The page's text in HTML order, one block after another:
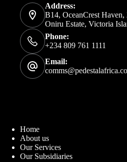
Address:
B14, OceanCrest
Oniru Estate, Victoria
Phone:
+234 809 761 1111
Email:
Home
About us
Our Services
Our Subsidiaries